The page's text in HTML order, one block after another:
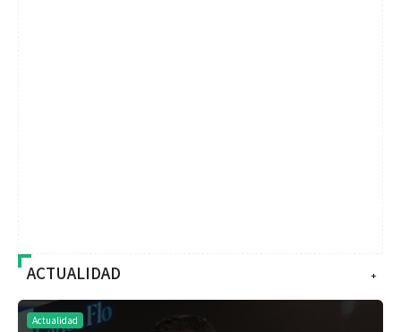
+
ACTUALIDAD
Actualidad